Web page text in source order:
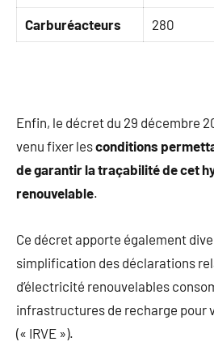
Carburéacteurs 280
Enfin, le décret du 29 décembre
venu fixer lesconditions
de garantir la traçabilité de cet
renouvelable.
Ce décret apporte également
simplification des déclarations
d’électricité renouvelables
infrastructures de recharge pour
(« IRVE »).